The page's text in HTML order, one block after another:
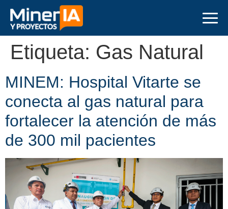
Etiqueta: Gas Natural
MINEM: Hospital Vitarte se
conecta al gas natural para
fortalecer la atención de más
de 300 mil pacientes